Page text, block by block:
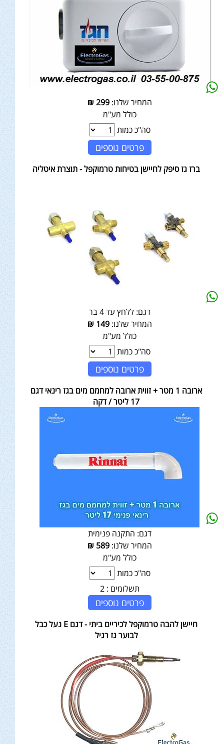
המחיר שלנו:299
₪
כולל מע"מ
סה"כ כמות
פרטים נוספים
ברז גז סיפק לחיישן בטיחות טרמוקפל - תוצרת איטליה
דגם: ללחץ עד 4 בר
המחיר שלנו:149
₪
כולל מע"מ
סה"כ כמות
פרטים נוספים
ארובה 1 מטר + זווית ארובה למחמם מים בגז רינאי דגם
17 ליטר / דקה
דגם: התקנה פנימית
המחיר שלנו:589
₪
כולל מע"מ
סה"כ כמות
תשלומים : 2
פרטים נוספים
חיישן להבה טרמוקפל לכיריים ביתי - דגם E נעל כבל
לבוער גז רגיל